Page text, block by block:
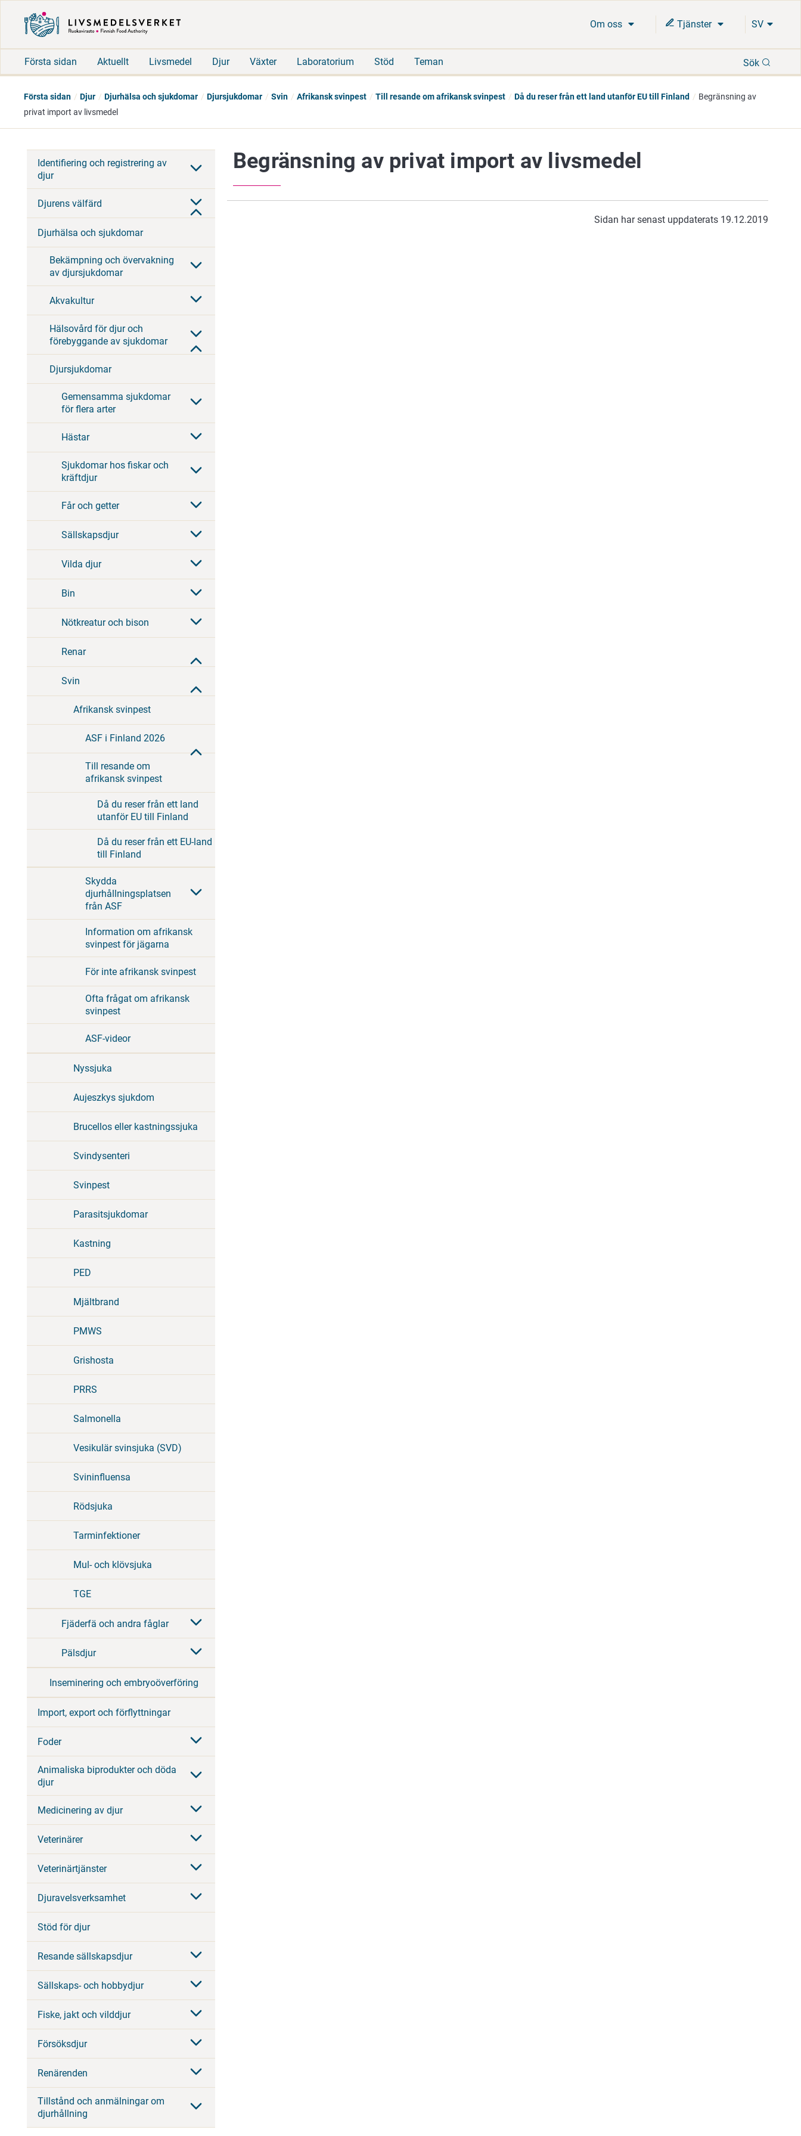
Om oss Tjänster SV
Första sidan Aktuellt Livsmedel Djur Växter Laboratorium Stöd Teman Sök
Första sidan Djur Djurhälsa och sjukdomar Djursjukdomar Svin Afrikansk svinpest Till resande om afrikansk svinpest Då du reser från ett land utanför EU till Finland
Begränsning av
privat import av livsmedel
Identifiering och registrering av
djur
Djurens välfärd
Djurhälsa och sjukdomar
Bekämpning och övervakning
av djursjukdomar
Akvakultur
Hälsovård för djur och
förebyggande av sjukdomar
Djursjukdomar
Gemensamma sjukdomar
för flera arter
Hästar
Sjukdomar hos fiskar och
kräftdjur
Får och getter
Sällskapsdjur
Vilda djur
Bin
Nötkreatur och bison
Renar
Svin
Afrikansk svinpest
ASF i Finland 2026
Till resande om
afrikansk svinpest
Då du reser från ett land
utanför EU till Finland
Då du reser från ett EU-land
till Finland
Skydda
djurhållningsplatsen
från ASF
Information om afrikansk
svinpest för jägarna
För inte afrikansk svinpest
Ofta frågat om afrikansk
svinpest
ASF-videor
Nyssjuka
Aujeszkys sjukdom
Brucellos eller kastningssjuka
Svindysenteri
Svinpest
Parasitsjukdomar
Kastning
PED
Mjältbrand
PMWS
Grishosta
PRRS
Salmonella
Vesikulär svinsjuka (SVD)
Svininfluensa
Rödsjuka
Tarminfektioner
Mul- och klövsjuka
TGE
Fjäderfä och andra fåglar
Pälsdjur
Inseminering och embryoöverföring
Import, export och förflyttningar
Foder
Animaliska biprodukter och döda
djur
Medicinering av djur
Veterinärer
Veterinärtjänster
Djuravelsverksamhet
Stöd för djur
Resande sällskapsdjur
Sällskaps- och hobbydjur
Fiske, jakt och vilddjur
Försöksdjur
Renärenden
Tillstånd och anmälningar om
djurhållning
Begränsning av privat import av livsmedel
Sidan har senast uppdaterats 19.12.2019